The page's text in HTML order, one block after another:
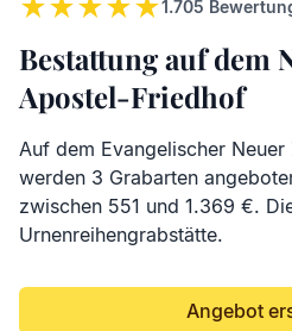
1.705
Bestattung auf dem
Apostel-Friedhof
Auf dem Evangelischer
werden 3 Grabarten
zwischen 551 und 1.369 €.
Urnenreihengrabstätte.
Angebot